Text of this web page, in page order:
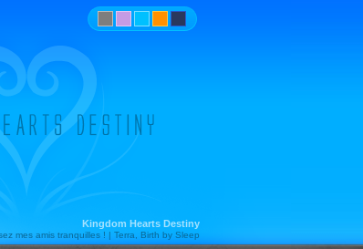
Kingdom Hearts Destiny
mes amis tranquilles ! | Terra, Birth by Sleep